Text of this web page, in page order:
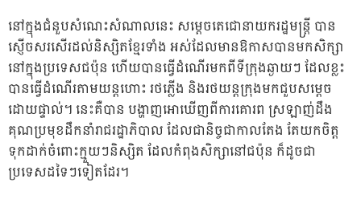
នៅក្នុងជំនួបសំណេះសំណាលនេះ សម្តេចតេជោនាយករដ្ឋមន្រ្តី បាន
ស្ញើចសរសើរដល់និស្សិតខ្មែរទាំង អស់ដែលមានឱកាសបានមកសិក្សា
នៅក្នុងប្រទេសជប៉ុន ហើយបានធ្វើដំណើរមកពីទីក្រុងឆ្ងាយៗ ដែលខ្លះ
បានធ្វើដំណើរតាមយន្តហោះ រថភ្លើង និងរថយន្តក្រុងមកជួបសម្តេច
ដោយផ្ទាល់។ នេះគឺបាន បង្ហាញអោឃើញពីការគោរព ស្រឡាញ់ដឹង
គុណប្រមុខដឹកនាំរាជរដ្ឋាភិបាល ដែលជានិច្ចជាកាលតែង តែយកចិត្ត
ទុកដាក់ចំពោះក្មួយៗនិស្សិត ដែលកំពុងសិក្សានៅជប៉ុន ក៏ដូចជា
ប្រទេសដទៃៗទៀតដែរ។